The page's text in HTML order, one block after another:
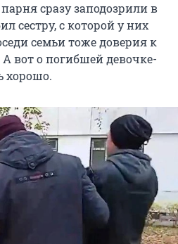
сразу заподозрили в
сестру, с которой у них
семьи тоже доверия к
вот о погибшей девочке-
хорошо.